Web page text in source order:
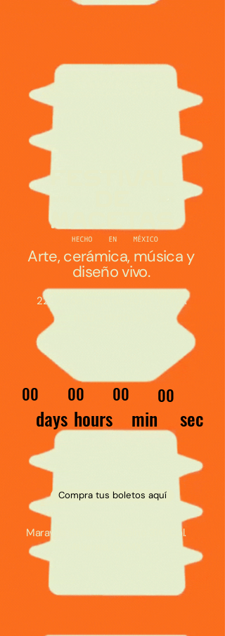
Arte, cerámica, música y
diseño vivo.
22–24 de mayo de 2026 · CDMX
00
days
00
hours
00
min
00
sec
Compra tus boletos aquí
Maravilla Studios - Sabino 310, Col.